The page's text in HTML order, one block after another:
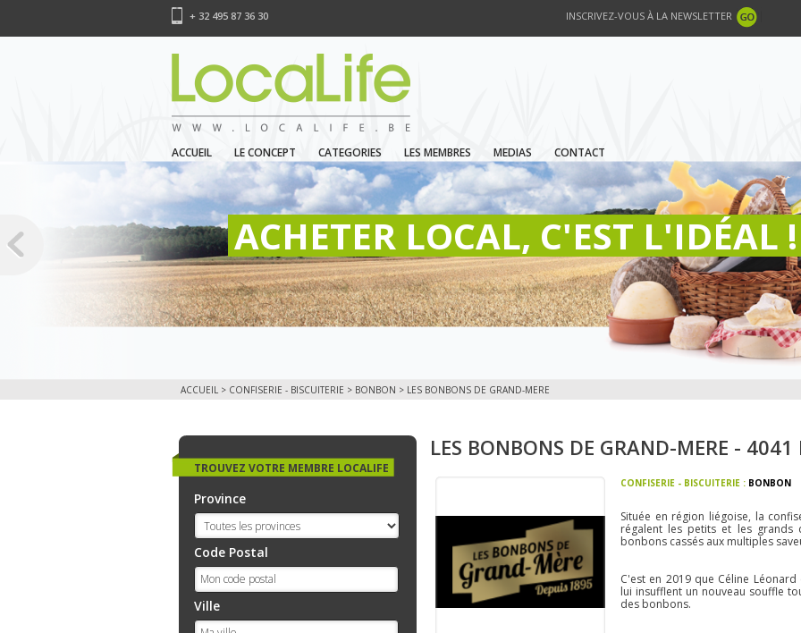
+ 32 495 87 36 30 INSCRIVEZ-VOUS À LA NEWSLETTER
ACCUEIL LE CONCEPT CATEGORIES LES MEMBRES MEDIAS CONTACT
ACHETER LOCAL, C'EST L'IDÉAL !
ACCUEIL > CONFISERIE - BISCUITERIE > BONBON > LES BONBONS DE GRAND-MERE
TROUVEZ VOTRE MEMBRE LOCALIFE
Province
Code Postal
Ville
LES BONBONS DE GRAND-MERE -
CONFISERIE - BISCUITERIE : BONBON
Située en région liégoise, la
régalent les petits et les grands
bonbons cassés aux multiples
C'est en 2019 que Céline
lui insufflent un nouveau souffle
des bonbons.